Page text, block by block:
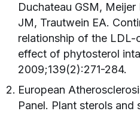
Duchateau GSM,
JM, Trautwein EA.
relationship of the LDL-
effect of phytosterol
2009;139(2):271-284.
European
Panel. Plant sterols and